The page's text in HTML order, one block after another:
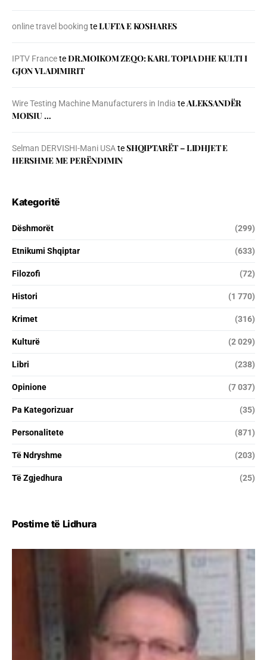
online travel booking teLUFTA E KOSHARES
IPTV FranceteDR.MOIKOM ZEQO: KARL TOPIA DHE KULTI I
GJON VLADIMIRIT
Wire Testing Machine Manufacturers in India teALEKSANDËR
MOISIU …
Selman DERVISHI-Mani USAteSHQIPTARËT – LIDHJET E
HERSHME ME PERËNDIMIN
Kategoritë
Dëshmorët (299)
Etnikumi Shqiptar (633)
Filozofi (72)
Histori (1 770)
Krimet (316)
Kulturë (2 029)
Libri (238)
Opinione (7 037)
Pa Kategorizuar (35)
Personalitete (871)
Të Ndryshme (203)
Të Zgjedhura (25)
Postime të Lidhura